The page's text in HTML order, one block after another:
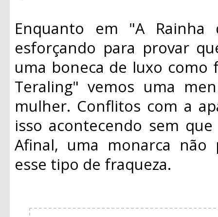
Enquanto em "A Rainha
esforçando para provar
uma boneca de luxo como
Teraling" vemos uma
mulher. Conflitos com a
isso acontecendo sem
Afinal, uma monarca não
esse tipo de fraqueza.